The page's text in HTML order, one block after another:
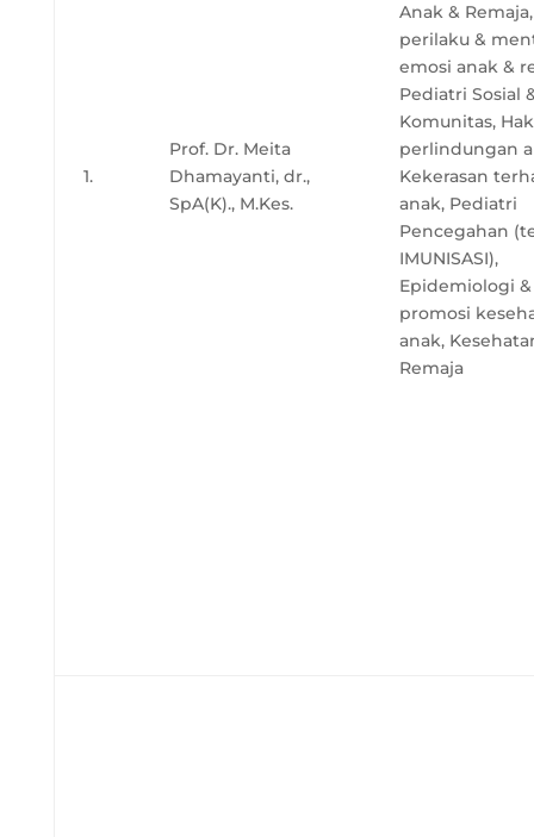
1.
Prof. Dr. Meita
Dhamayanti, dr.,
SpA(K)., M.Kes.
Anak &
perilaku &
emosi anak &
Pediatri Sosial
Komunitas,
perlindungan
Kekerasan
anak, Pediatri
Pencegahan
IMUNISASI),
Epidemiologi &
promosi
anak,
Remaja